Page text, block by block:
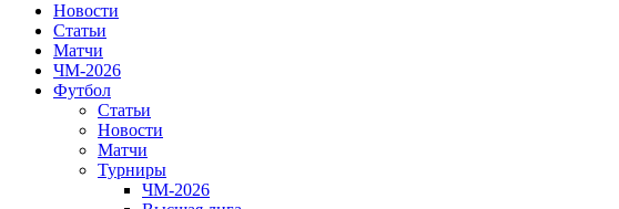
Новости
Статьи
Матчи
ЧМ-2026
Футбол
Статьи
Новости
Матчи
Турниры
ЧМ-2026